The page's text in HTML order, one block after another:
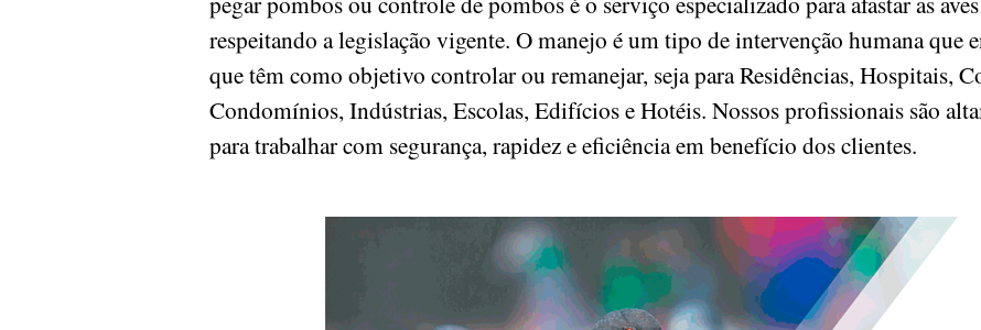
respeitando a legislação vigente. O manejo é um tipo de intervenção humana que
que têm como objetivo controlar ou remanejar, seja para Residências, Hospitais,
Condomínios, Indústrias, Escolas, Edifícios e Hotéis. Nossos profissionais são
para trabalhar com segurança, rapidez e eficiência em benefício dos clientes.